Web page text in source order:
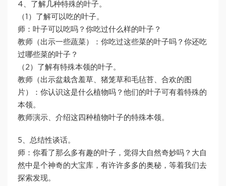
4、了解几种特殊的叶子。
（1）了解可以吃的叶子。
师：叶子可以吃吗？你吃过什么样的叶子？
教师（出示一些蔬菜）：你吃过这些菜的叶子吗？你还吃
过哪些菜的叶子？
（2）了解有特殊本领的叶子。
教师（出示盆栽含羞草、猪笼草和毛毡苔、合欢的图
片）：你认识这是什么植物吗？他们的叶子可有着特殊的
本领。
教师演示、介绍这四种植物叶子的特殊本领。
5、总结性谈话。
师：你看了那么多有趣的叶子，觉得大自然奇妙吗？大自
然中是个神奇的大宝库，有许许多多的奥秘，等着我们去
探索发现。